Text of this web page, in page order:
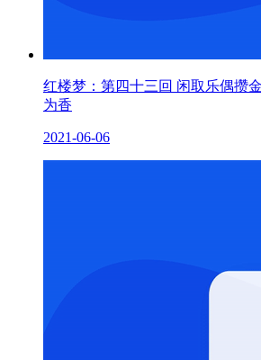
红楼梦：第四十三回 闲取乐偶攒
为香
2021-06-06